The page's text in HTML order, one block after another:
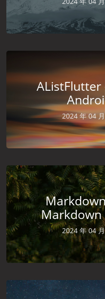
AListFlutter
2024 年 04
Markdown
2024 年 04